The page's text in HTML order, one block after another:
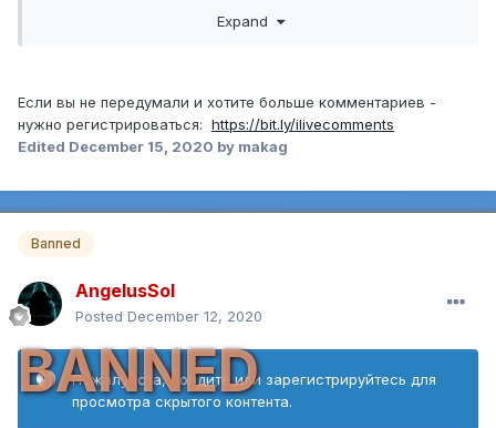
Expand
Если вы не передумали и хотите больше комментариев -
нужно регистрироваться: https://bit.ly/ilivecomments
Edited December 15, 2020 by makag
Banned
AngelusSol
Posted December 12, 2020
BANNED
Пожалуйста, войдите или зарегистрируйтесь для
просмотра скрытого контента.